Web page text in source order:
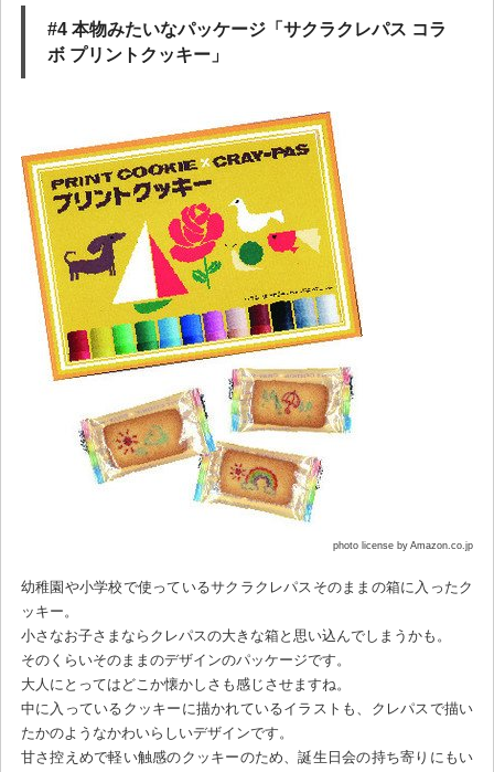
#4 本物みたいなパッケージ「サクラクレパス コラ
ボ プリントクッキー」
photo license by Amazon.co.jp
幼稚園や小学校で使っているサクラクレパスそのままの箱に入ったク
ッキー。
小さなお子さまならクレパスの大きな箱と思い込んでしまうかも。
そのくらいそのままのデザインのパッケージです。
大人にとってはどこか懐かしさも感じさせますね。
中に入っているクッキーに描かれているイラストも、クレパスで描い
たかのようなかわいらしいデザインです。
甘さ控えめで軽い触感のクッキーのため、誕生日会の持ち寄りにもい